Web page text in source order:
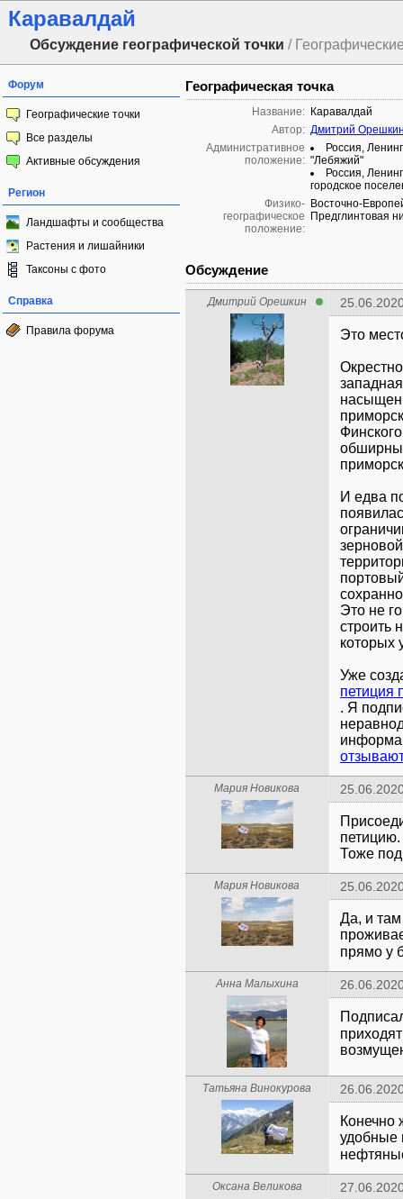
Каравалдай
Обсуждение географической точки /
Форум
Географические точки
Все разделы
Активные обсуждения
Регион
Ландшафты и сообщества
Растения и лишайники
Таксоны с фото
Справка
Правила форума
Географическая точка
Название: Каравалдай
Автор: Дмитрий
Административное
положение:
Россия,
"Лебяжий"
Россия,
городское
Физико-
географическое
положение:
Восточно-
Предглинтовая
Обсуждение
Дмитрий Орешкин
Это
И едва
Это не
строить
которых
Уже
. Я
Мария Новикова
петицию.
Тоже
Мария Новикова
Да, и там
прямо у
Анна Малыхина
Татьяна Винокурова
Конечно
удобные
Оксана Великова